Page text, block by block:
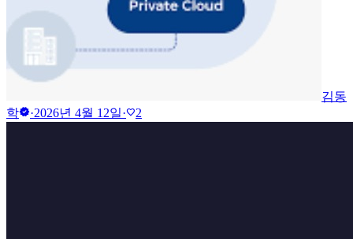
김동
학verified·2026년 4월 12일·favorite2